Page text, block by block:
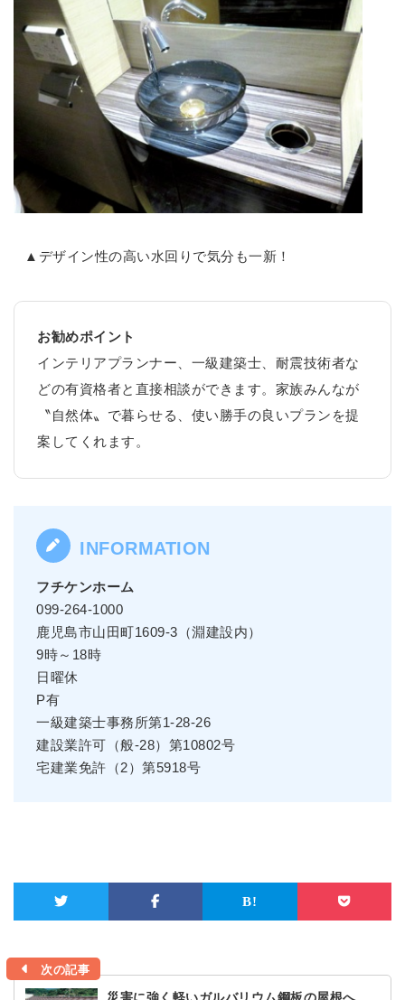
▲デザイン性の高い水回りで気分も一新！
お勧めポイント
インテリアプランナー、一級建築士、耐震技術者な
どの有資格者と直接相談ができます。家族みんなが
〝自然体〟で暮らせる、使い勝手の良いプランを提
案してくれます。
フチケンホーム
099-264-1000
鹿児島市山田町1609-3（淵建設内）
9時～18時
日曜休
P有
一級建築士事務所第1-28-26
建設業許可（般-28）第10802号
宅建業免許（2）第5918号
次の記事